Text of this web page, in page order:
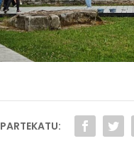
PARTEKATU: